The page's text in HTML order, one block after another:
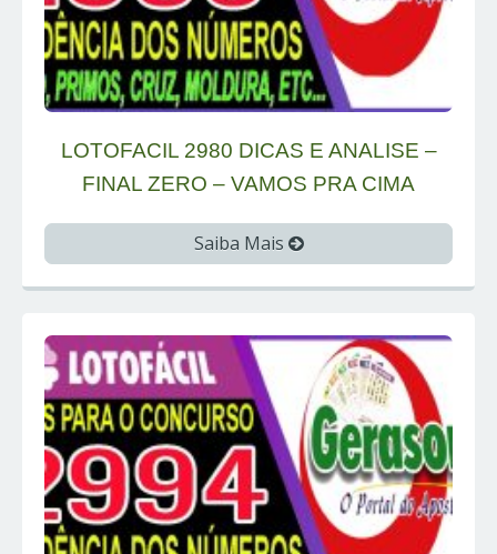
LOTOFACIL 2980 DICAS E ANALISE –
FINAL ZERO – VAMOS PRA CIMA
Saiba Mais